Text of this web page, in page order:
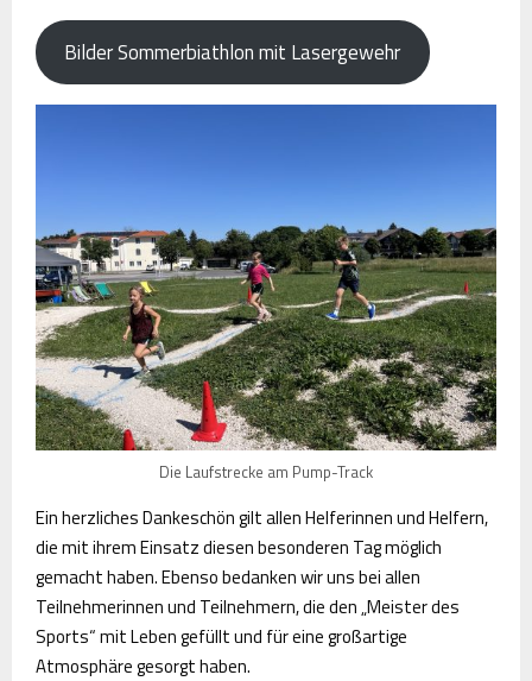
Bilder Sommerbiathlon mit Lasergewehr
Die Laufstrecke am Pump-Track
Ein herzliches Dankeschön gilt allen Helferinnen und Helfern,
die mit ihrem Einsatz diesen besonderen Tag möglich
gemacht haben. Ebenso bedanken wir uns bei allen
Teilnehmerinnen und Teilnehmern, die den „Meister des
Sports“ mit Leben gefüllt und für eine großartige
Atmosphäre gesorgt haben.